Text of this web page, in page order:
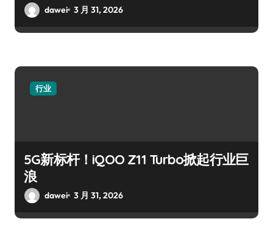
dawei 3 月 31, 2026
行业
5G新标杆！iQOO Z11 Turbo掀起行业巨
浪
dawei 3 月 31, 2026